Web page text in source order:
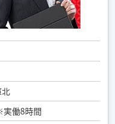
働8時間